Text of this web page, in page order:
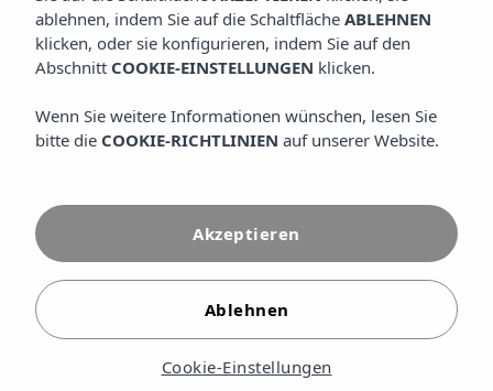
Ein Luxushotel auf Ibiza ist der beste Weg, die Insel von
ihrer raffiniertesten Seite zu entdecken: Signature-
Gastronomie, hochwertiges Spa, exklusive Suiten und
personalisierter Service, der den Unterschied macht.
Santa Eulalia, an der Ostküste der Insel, konzentriert einige
der prestigeträchtigsten Einrichtungen Ibizas dank seiner
ablehnen, indem Sie auf die Schaltfläche ABLEHNEN
klicken, oder sie konfigurieren, indem Sie auf den
Abschnitt COOKIE-EINSTELLUNGEN klicken.
Wenn Sie weitere Informationen wünschen, lesen Sie
bitte die COOKIE-RICHTLINIEN auf unserer Website.
Cookie-Einstellungen
Ablehnen
Akzeptieren